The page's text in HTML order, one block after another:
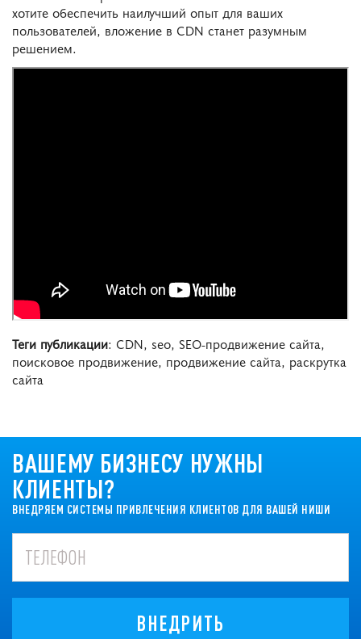
хотите обеспечить наилучший опыт для ваших
пользователей, вложение в CDN станет разумным
решением.
Теги публикации: CDN, seo, SEO-продвижение сайта,
поисковое продвижение, продвижение сайта, раскрутка
сайта
ВАШЕМУ БИЗНЕСУ НУЖНЫ
КЛИЕНТЫ?
ВНЕДРЯЕМ СИСТЕМЫ ПРИВЛЕЧЕНИЯ КЛИЕНТОВ ДЛЯ ВАШЕЙ НИШИ
ВНЕДРИТЬ